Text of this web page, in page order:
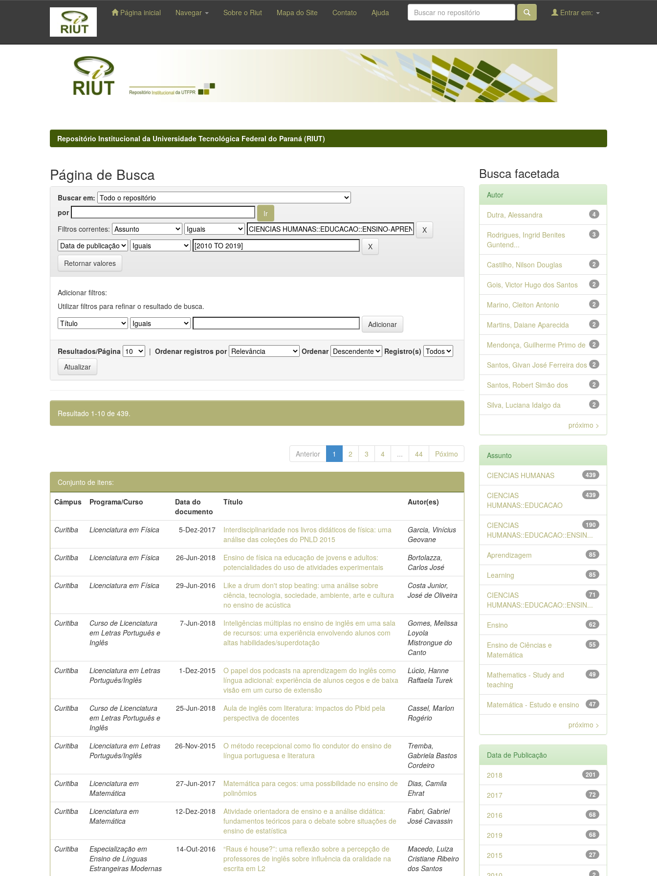
navigation
Página inicial Navegar Sobre o Riut Mapa do Site Contato Ajuda Entrar em:
Repositório Institucional da Universidade Tecnológica Federal do Paraná (RIUT)
Página de Busca
Buscar em:
por
Filtros correntes:
Retornar valores
Adicionar filtros:
Utilizar filtros para refinar o resultado de busca.
Resultados/Página | Ordenar registros por Ordenar Registro(s)
Resultado 1-10 de 439.
Anterior 1 2 3 4 ... 44 Póximo
Conjunto de itens:
Câmpus
Programa/Curso
Data do
documento
Título Autor(es)
Curitiba Licenciatura em Física 5-Dez-2017
Interdisciplinaridade nos livros didáticos de física: uma
análise das coleções do PNLD 2015
Garcia, Vinícius
Geovane
Curitiba
Licenciatura em Física 26-Jun-2018
Ensino de física na educação de jovens e adultos:
potencialidades do uso de atividades experimentais
Bortolazza,
Carlos José
Curitiba
Licenciatura em Física 29-Jun-2016
Like a drum don't stop beating: uma análise sobre
ciência, tecnologia, sociedade, ambiente, arte e cultura
no ensino de acústica
Costa Junior,
José de Oliveira
Curitiba
Curso de Licenciatura
em Letras Português e
Inglês
7-Jun-2018
Inteligências múltiplas no ensino de inglês em uma sala
de recursos: uma experiência envolvendo alunos com
altas habilidades/superdotação
Gomes, Melissa
Loyola
Mistrongue do
Canto
Curitiba
Licenciatura em Letras
Português/Inglês
1-Dez-2015
O papel dos podcasts na aprendizagem do inglês como
língua adicional: experiência de alunos cegos e de baixa
visão em um curso de extensão
Lúcio, Hanne
Raffaela Turek
Curitiba
Curso de Licenciatura
em Letras Português e
Inglês
25-Jun-2018
Aula de inglês com literatura: impactos do Pibid pela
perspectiva de docentes
Cassel, Marlon
Rogério
Curitiba
Licenciatura em Letras
Português/Inglês
26-Nov-2015
O método recepcional como fio condutor do ensino de
língua portuguesa e literatura
Tremba,
Gabriela Bastos
Cordeiro
Curitiba
Licenciatura em
Matemática
27-Jun-2017
Matemática para cegos: uma possibilidade no ensino de
polinômios
Dias, Camila
Ehrat
Curitiba
Licenciatura em
Matemática
12-Dez-2018
Atividade orientadora de ensino e a análise didática:
fundamentos teóricos para o debate sobre situações de
ensino de estatística
Fabri, Gabriel
José Cavassin
Curitiba
Especialização em
Ensino de Línguas
Estrangeiras Modernas
14-Out-2016
“Raus é house?”: uma reflexão sobre a percepção de
professores de inglês sobre influência da oralidade na
escrita em L2
Macedo, Luiza
Cristiane Ribeiro
dos Santos
Busca facetada
Autor
4
Dutra, Alessandra
3
Rodrigues, Ingrid Benites
Guntend...
2
Castilho, Nilson Douglas
2
Gois, Victor Hugo dos Santos
2
Marino, Cleiton Antonio
2
Martins, Daiane Aparecida
2
Mendonça, Guilherme Primo de
2
Santos, Givan José Ferreira dos
2
Santos, Robert Simão dos
2
Silva, Luciana Idalgo da
próximo >
Assunto
439
CIENCIAS HUMANAS
439
CIENCIAS
HUMANAS::EDUCACAO
190
CIENCIAS
HUMANAS::EDUCACAO::ENSIN...
85
Aprendizagem
85
Learning
71
CIENCIAS
HUMANAS::EDUCACAO::ENSIN...
62
Ensino
55
Ensino de Ciências e
Matemática
49
Mathematics - Study and
teaching
47
Matemática - Estudo e ensino
próximo >
Data de Publicação
201
2018
72
2017
68
2016
68
2019
27
2015